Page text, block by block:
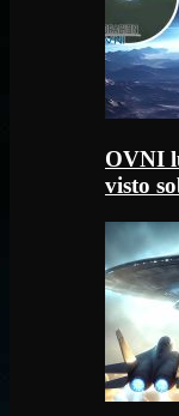
OVNI
visto